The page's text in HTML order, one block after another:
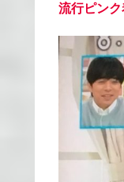
流行ピンク